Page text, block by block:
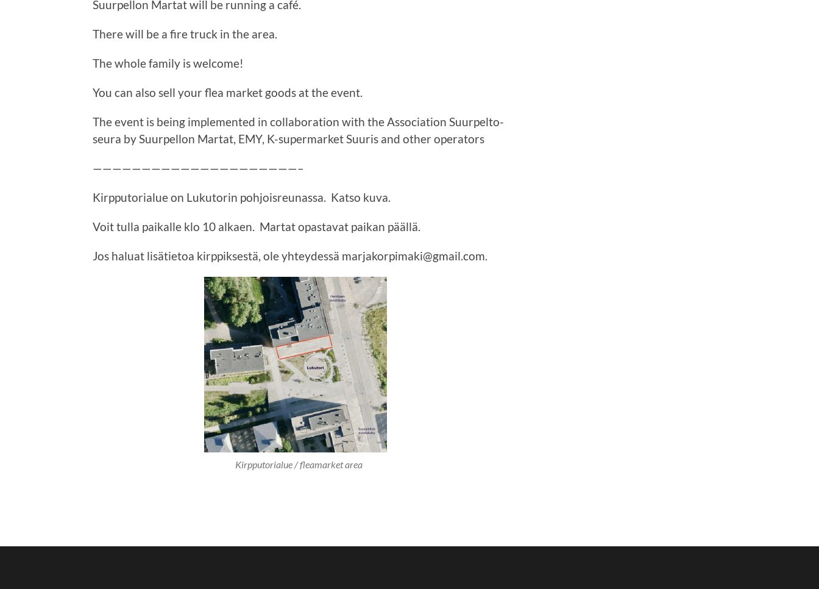
Suurpellon Martat will be running a café.
There will be a fire truck in the area.
The whole family is welcome!
You can also sell your flea market goods at the event.
The event is being implemented in collaboration with the Association Suurpelto-
seura by Suurpellon Martat, EMY, K-supermarket Suuris and other operators
—————————————————————–
Kirpputorialue on Lukutorin pohjoisreunassa. Katso kuva.
Voit tulla paikalle klo 10 alkaen. Martat opastavat paikan päällä.
Jos haluat lisätietoa kirppiksestä, ole yhteydessä marjakorpimaki@gmail.com.
Kirpputorialue / fleamarket area